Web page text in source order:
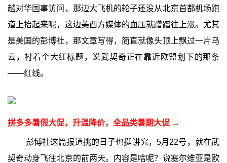
趟对华国事访问，那边大飞机的轮子还没从北京首都机场跑
道上抬起来呢，这边美西方媒体的血压就蹭蹭往上涨。尤其
是美国的彭博社，那文章写得，简直就像头顶上飘过一片乌
云，衬着个大红标题，说武契奇正在靠近欧盟划下的那条
——红线。
拼多多暑假大促，升温降价，全品类暑期大促 →
彭博社这篇报道挑的日子也挺讲究，5月22号，就在武
契奇动身飞往北京的前两天。内容是啥呢？说塞尔维亚是欧